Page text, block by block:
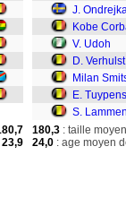
J.
Kobe
V. Udoh
D. Verhulst
Milan
E. Tuypens
S.
23,9
180,3 : taille
24,0 : age moyen